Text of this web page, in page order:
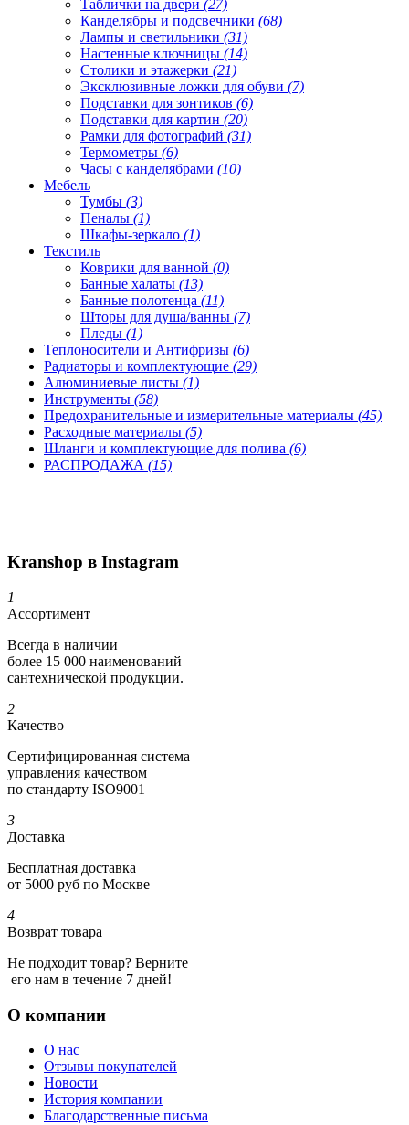
Таблички на двери (27)
Канделябры и подсвечники (68)
Лампы и светильники (31)
Настенные ключницы (14)
Столики и этажерки (21)
Эксклюзивные ложки для обуви (7)
Подставки для зонтиков (6)
Подставки для картин (20)
Рамки для фотографий (31)
Термометры (6)
Часы с канделябрами (10)
Мебель
Тумбы (3)
Пеналы (1)
Шкафы-зеркало (1)
Текстиль
Коврики для ванной (0)
Банные халаты (13)
Банные полотенца (11)
Шторы для душа/ванны (7)
Пледы (1)
Теплоносители и Антифризы (6)
Радиаторы и комплектующие (29)
Алюминиевые листы (1)
Инструменты (58)
Предохранительные и измерительные материалы (45)
Расходные материалы (5)
Шланги и комплектующие для полива (6)
РАСПРОДАЖА (15)
Kranshop в Instagram
1
Ассортимент
Всегда в наличии
более 15 000 наименований
сантехнической продукции.
2
Качество
Сертифициро­ванная система
управления качеством
по стандарту ISO9001
3
Доставка
Бесплатная доставка
от 5000 руб по Москве
4
Возврат товара
Не подходит товар? Верните
его нам в течение 7 дней!
О компании
О нас
Отзывы покупателей
Новости
История компании
Благодарственные письма